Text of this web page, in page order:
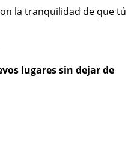
la tranquilidad de que tú
lugares sin dejar de